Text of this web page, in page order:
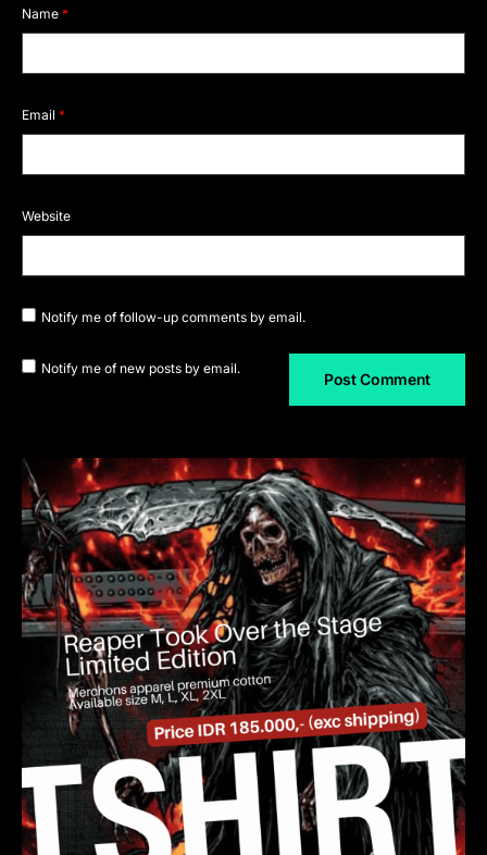
Name *
Email *
Website
Notify me of follow-up comments by email.
Notify me of new posts by email.